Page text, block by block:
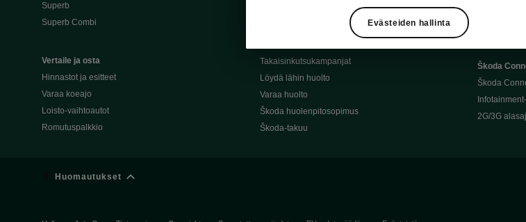
Superb
Superb Combi
Vertaile ja osta
Hinnastot ja esitteet
Varaa koeajo
Loisto-vaihtoautot
Romutuspalkkio
Alkuperäiset Škoda-varaosat
Alkuperäiset Škoda-moottoriöljyt
Takaisinkutsukampanjat
Löydä lähin huolto
Varaa huolto
Škoda huolenpitosopimus
Škoda-takuu
Škoda
Škoda
2G/3G
Huomautukset
Evästeiden hallinta